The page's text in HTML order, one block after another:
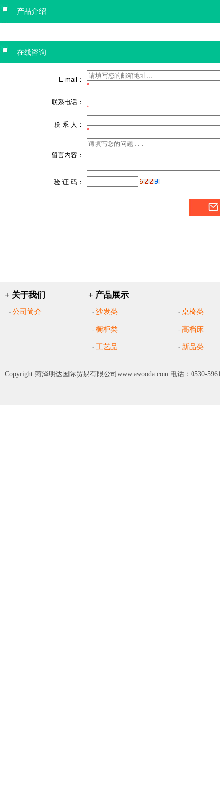
产品介绍
在线咨询
E-mail：
*
联系电话：
*
联 系 人：
*
留言内容：
验 证 码：
+ 关于我们
- 公司简介
+ 产品展示
- 沙发类 - 桌椅类
- 橱柜类 - 高档床
- 工艺品 - 新品类
Copyright 菏泽明达国际贸易有限公司www.awooda.com 电话：0530-